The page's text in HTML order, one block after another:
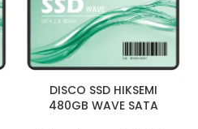
DISCO SSD HIKSEMI
480GB WAVE SATA